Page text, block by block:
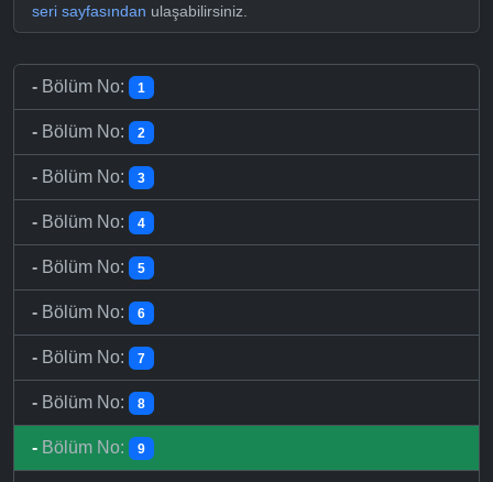
seri sayfasından ulaşabilirsiniz.
- Bölüm No: 1
- Bölüm No: 2
- Bölüm No: 3
- Bölüm No: 4
- Bölüm No: 5
- Bölüm No: 6
- Bölüm No: 7
- Bölüm No: 8
- Bölüm No: 9